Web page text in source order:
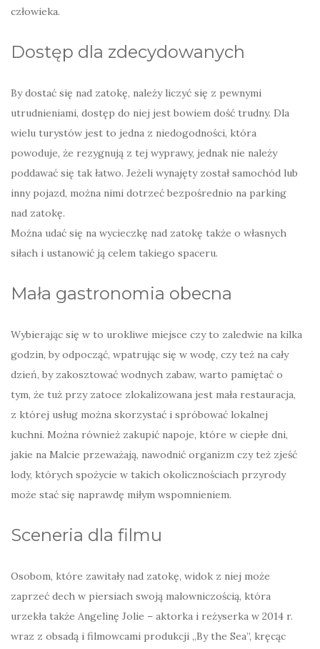
człowieka.
Dostęp dla zdecydowanych
By dostać się nad zatokę, należy liczyć się z pewnymi
utrudnieniami, dostęp do niej jest bowiem dość trudny. Dla
wielu turystów jest to jedna z niedogodności, która
powoduje, że rezygnują z tej wyprawy, jednak nie należy
poddawać się tak łatwo. Jeżeli wynajęty został samochód lub
inny pojazd, można nimi dotrzeć bezpośrednio na parking
nad zatokę.
Można udać się na wycieczkę nad zatokę także o własnych
siłach i ustanowić ją celem takiego spaceru.
Mała gastronomia obecna
Wybierając się w to urokliwe miejsce czy to zaledwie na kilka
godzin, by odpocząć, wpatrując się w wodę, czy też na cały
dzień, by zakosztować wodnych zabaw, warto pamiętać o
tym, że tuż przy zatoce zlokalizowana jest mała restauracja,
z której usług można skorzystać i spróbować lokalnej
kuchni. Można również zakupić napoje, które w ciepłe dni,
jakie na Malcie przeważają, nawodnić organizm czy też zjeść
lody, których spożycie w takich okolicznościach przyrody
może stać się naprawdę miłym wspomnieniem.
Sceneria dla filmu
Osobom, które zawitały nad zatokę, widok z niej może
zaprzeć dech w piersiach swoją malowniczością, która
urzekła także Angelinę Jolie – aktorka i reżyserka w 2014 r.
wraz z obsadą i filmowcami produkcji „By the Sea”, kręcąc